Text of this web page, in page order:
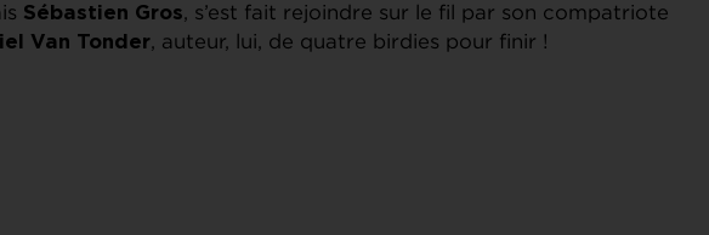
Sébastien Gros, s’est fait rejoindre sur le fil par son compatriote
Van Tonder, auteur, lui, de quatre birdies pour finir !